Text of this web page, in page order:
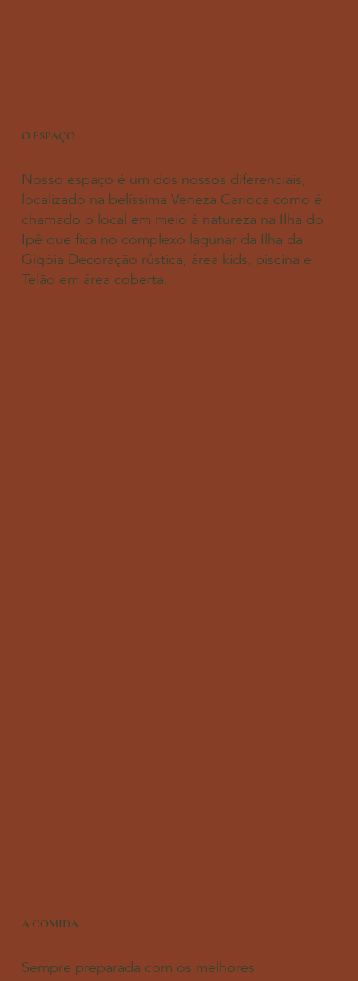
O ESPAÇO
Nosso espaço é um dos nossos diferenciais,
localizado na belíssima Veneza Carioca como é
chamado o local em meio à natureza na Ilha do
Ipê que fica no complexo lagunar da Ilha da
Gigóia Decoração rústica, área kids, piscina e
Telão em área coberta.
A COMIDA
Sempre preparada com os melhores